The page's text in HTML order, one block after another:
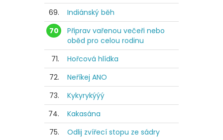
69.
Indiánský běh
70
Připrav vařenou večeři nebo
oběd pro celou rodinu
71.
Hořcová hlídka
72.
Neříkej ANO
73.
Kykyrykýýý
74.
Kakasána
75.
Odlij zvířecí stopu ze sádry